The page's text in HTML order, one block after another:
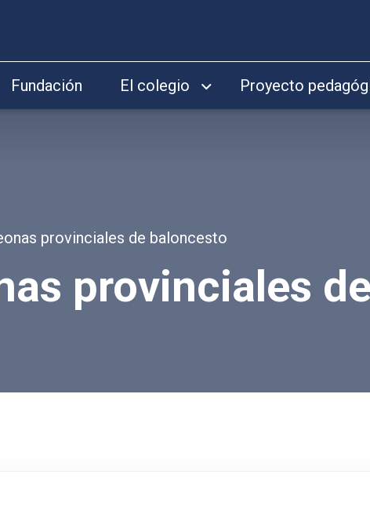
Fundación El colegio Proyecto
provinciales de baloncesto
provinciales